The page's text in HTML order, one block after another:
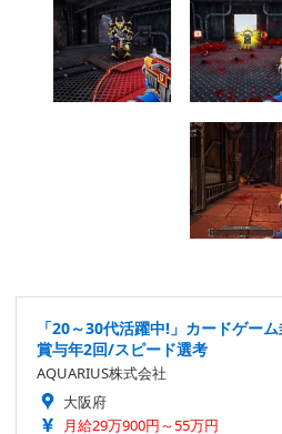
「20～30代活躍中!」カードゲー
賞与年2回/スピード選考
AQUARIUS株式会社
大阪府
月給29万900円～55万円